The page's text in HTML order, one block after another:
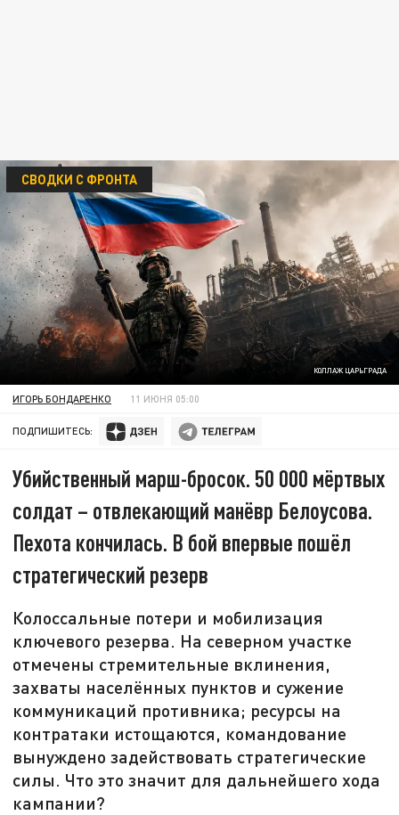
КОЛЛАЖ ЦАРЬГРАДА
СВОДКИ С ФРОНТА
ИГОРЬ БОНДАРЕНКО 11 ИЮНЯ 05:00
ПОДПИШИТЕСЬ:
Убийственный марш-бросок. 50 000 мёртвых
солдат – отвлекающий манёвр Белоусова.
Пехота кончилась. В бой впервые пошёл
стратегический резерв
Колоссальные потери и мобилизация
ключевого резерва. На северном участке
отмечены стремительные вклинения,
захваты населённых пунктов и сужение
коммуникаций противника; ресурсы на
контратаки истощаются, командование
вынуждено задействовать стратегические
силы. Что это значит для дальнейшего хода
кампании?